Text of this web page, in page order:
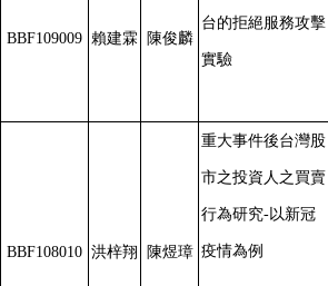
BBF109009 賴建霖 陳俊麟
台的拒絕服務攻擊
實驗
BBF108010 洪梓翔 陳煜璋
重大事件後台灣股
市之投資人之買賣
行為研究-以新冠
疫情為例